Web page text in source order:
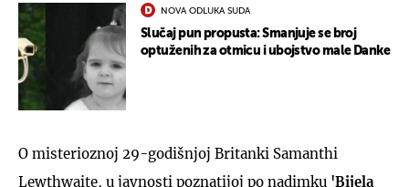
NOVA ODLUKA SUDA
Slučaj pun propusta: Smanjuje se broj
optuženih za otmicu i ubojstvo male Danke
O misterioznoj 29-godišnjoj Britanki Samanthi
Lewthwaite, u javnosti poznatijoj po nadimku 'Bijela